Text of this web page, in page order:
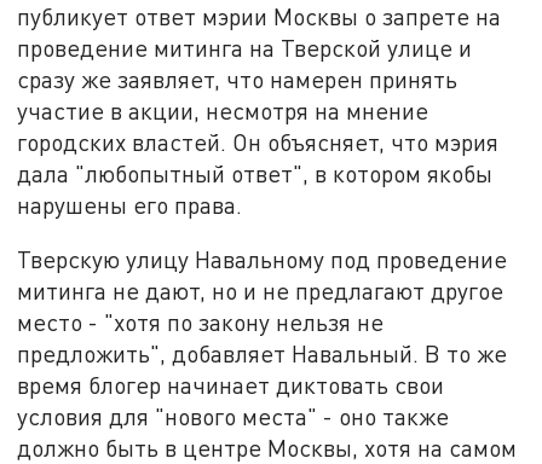
публикует ответ мэрии Москвы о запрете на
проведение митинга на Тверской улице и
сразу же заявляет, что намерен принять
участие в акции, несмотря на мнение
городских властей. Он объясняет, что мэрия
дала "любопытный ответ", в котором якобы
нарушены его права.
Тверскую улицу Навальному под проведение
митинга не дают, но и не предлагают другое
место - "хотя по закону нельзя не
предложить", добавляет Навальный. В то же
время блогер начинает диктовать свои
условия для "нового места" - оно также
должно быть в центре Москвы, хотя на самом